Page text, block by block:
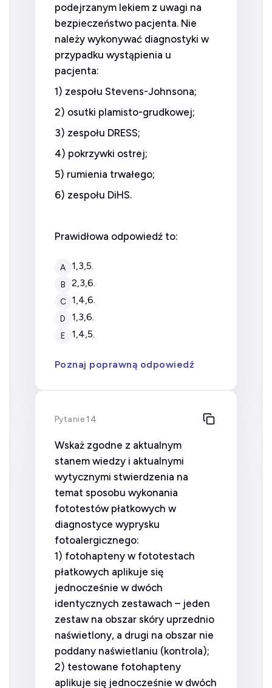
podejrzanym lekiem z uwagi na
bezpieczeństwo pacjenta. Nie
należy wykonywać diagnostyki w
przypadku wystąpienia u
pacjenta:
1) zespołu Stevens-Johnsona;
2) osutki plamisto-grudkowej;
3) zespołu DRESS;
4) pokrzywki ostrej;
5) rumienia trwałego;
6) zespołu DiHS.
Prawidłowa odpowiedź to:
A 1,3,5.
B 2,3,6.
C 1,4,6.
D 1,3,6.
E 1,4,5.
Poznaj poprawną odpowiedź
Pytanie 14
Wskaż zgodne z aktualnym
stanem wiedzy i aktualnymi
wytycznymi stwierdzenia na
temat sposobu wykonania
fototestów płatkowych w
diagnostyce wyprysku
fotoalergicznego:
1) fotohapteny w fototestach
płatkowych aplikuje się
jednocześnie w dwóch
identycznych zestawach – jeden
zestaw na obszar skóry uprzednio
naświetlony, a drugi na obszar nie
poddany naświetlaniu (kontrola);
2) testowane fotohapteny
aplikuje się jednocześnie w dwóch